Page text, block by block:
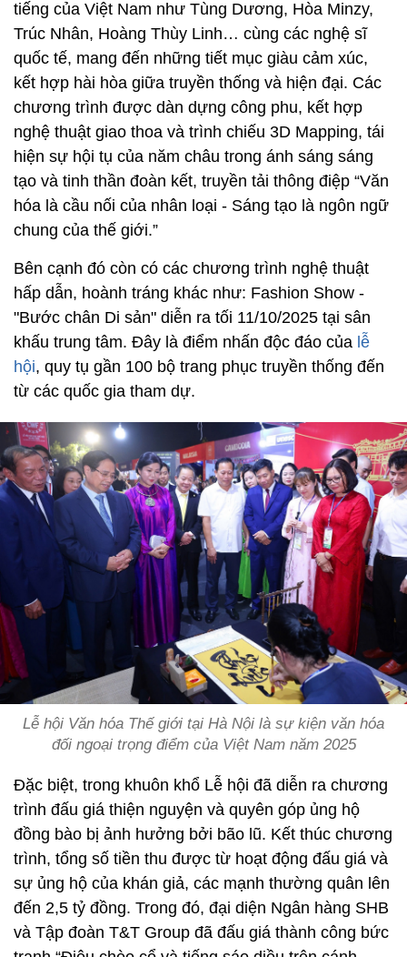
tiếng của Việt Nam như Tùng Dương, Hòa Minzy,
Trúc Nhân, Hoàng Thùy Linh… cùng các nghệ sĩ
quốc tế, mang đến những tiết mục giàu cảm xúc,
kết hợp hài hòa giữa truyền thống và hiện đại. Các
chương trình được dàn dựng công phu, kết hợp
nghệ thuật giao thoa và trình chiếu 3D Mapping, tái
hiện sự hội tụ của năm châu trong ánh sáng sáng
tạo và tinh thần đoàn kết, truyền tải thông điệp “Văn
hóa là cầu nối của nhân loại - Sáng tạo là ngôn ngữ
chung của thế giới.”
Bên cạnh đó còn có các chương trình nghệ thuật
hấp dẫn, hoành tráng khác như: Fashion Show -
"Bước chân Di sản" diễn ra tối 11/10/2025 tại sân
khấu trung tâm. Đây là điểm nhấn độc đáo của lễ
hội, quy tụ gần 100 bộ trang phục truyền thống đến
từ các quốc gia tham dự.
Lễ hội Văn hóa Thế giới tại Hà Nội là sự kiện văn hóa
đối ngoại trọng điểm của Việt Nam năm 2025
Đặc biệt, trong khuôn khổ Lễ hội đã diễn ra chương
trình đấu giá thiện nguyện và quyên góp ủng hộ
đồng bào bị ảnh hưởng bởi bão lũ. Kết thúc chương
trình, tổng số tiền thu được từ hoạt động đấu giá và
sự ủng hộ của khán giả, các mạnh thường quân lên
đến 2,5 tỷ đồng. Trong đó, đại diện Ngân hàng SHB
và Tập đoàn T&T Group đã đấu giá thành công bức